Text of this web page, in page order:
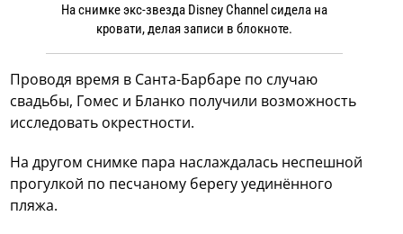
На снимке экс-звезда Disney Channel сидела на
кровати, делая записи в блокноте.
Проводя время в Санта-Барбаре по случаю
свадьбы, Гомес и Бланко получили возможность
исследовать окрестности.
На другом снимке пара наслаждалась неспешной
прогулкой по песчаному берегу уединённого
пляжа.